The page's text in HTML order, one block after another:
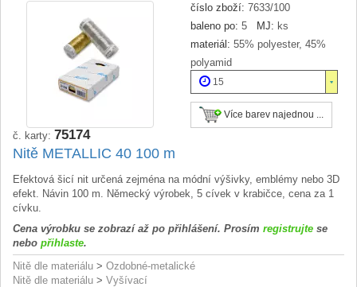
číslo zboží: 7633/100
baleno po: 5 MJ: ks
materiál: 55% polyester, 45%
polyamid
15
Více barev najednou ...
č. karty: 75174
Nitě METALLIC 40 100 m
Efektová šicí nit určená zejména na módní výšivky, emblémy nebo 3D
efekt. Návin 100 m. Německý výrobek, 5 cívek v krabičce, cena za 1
cívku.
Cena výrobku se zobrazí až po přihlášení. Prosím registrujte se
nebo přihlaste.
Nitě dle materiálu > Ozdobné-metalické
Nitě dle materiálu > Vyšívací